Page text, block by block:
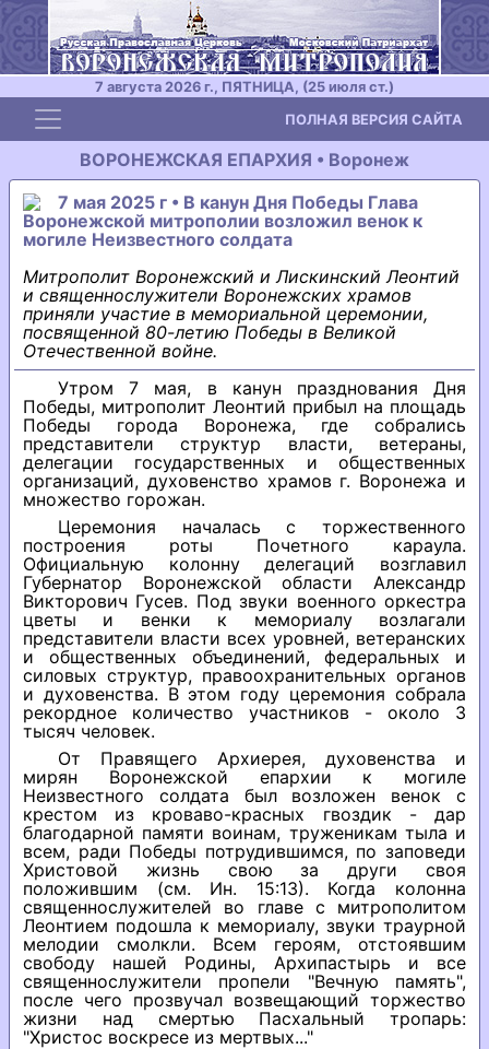
7 августа 2026 г., ПЯТНИЦА, (25 июля ст.)
Toggle navigation ПОЛНАЯ ВЕРСИЯ САЙТА
ВОРОНЕЖСКАЯ ЕПАРХИЯ • Воронеж
7 мая 2025 г • В канун Дня Победы Глава
Воронежской митрополии возложил венок к
могиле Неизвестного солдата
Митрополит Воронежский и Лискинский Леонтий
и священнослужители Воронежских храмов
приняли участие в мемориальной церемонии,
посвященной 80-летию Победы в Великой
Отечественной войне.
Утром 7 мая, в канун празднования Дня
Победы, митрополит Леонтий прибыл на площадь
Победы города Воронежа, где собрались
представители структур власти, ветераны,
делегации государственных и общественных
организаций, духовенство храмов г. Воронежа и
множество горожан.
Церемония началась с торжественного
построения роты Почетного караула.
Официальную колонну делегаций возглавил
Губернатор Воронежской области Александр
Викторович Гусев. Под звуки военного оркестра
цветы и венки к мемориалу возлагали
представители власти всех уровней, ветеранских
и общественных объединений, федеральных и
силовых структур, правоохранительных органов
и духовенства. В этом году церемония собрала
рекордное количество участников - около 3
тысяч человек.
От Правящего Архиерея, духовенства и
мирян Воронежской епархии к могиле
Неизвестного солдата был возложен венок с
крестом из кроваво-красных гвоздик - дар
благодарной памяти воинам, труженикам тыла и
всем, ради Победы потрудившимся, по заповеди
Христовой жизнь свою за други своя
положившим (см. Ин. 15:13). Когда колонна
священнослужителей во главе с митрополитом
Леонтием подошла к мемориалу, звуки траурной
мелодии смолкли. Всем героям, отстоявшим
свободу нашей Родины, Архипастырь и все
священнослужители пропели "Вечную память",
после чего прозвучал возвещающий торжество
жизни над смертью Пасхальный тропарь:
"Христос воскресе из мертвых..."